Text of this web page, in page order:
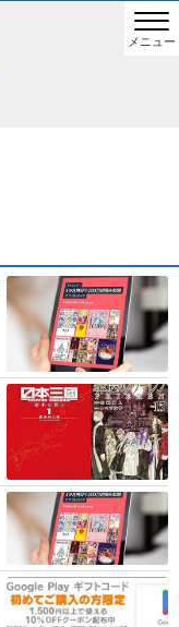
メニュー